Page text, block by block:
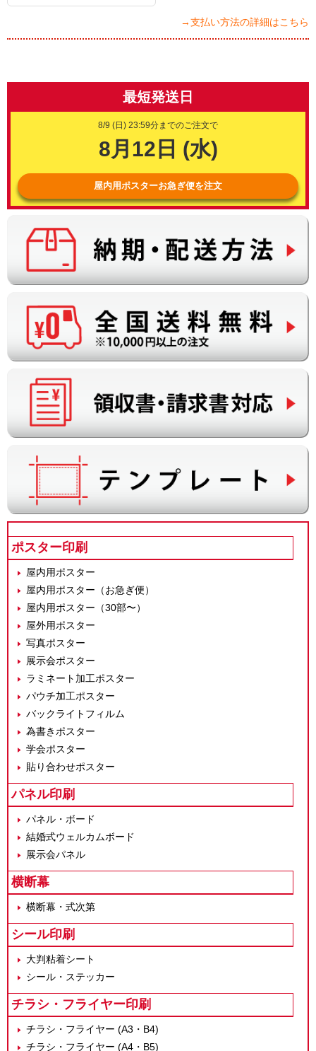
→支払い方法の詳細はこちら
ポスター印刷
屋内用ポスター
屋内用ポスター（お急ぎ便）
屋内用ポスター（30部〜）
屋外用ポスター
写真ポスター
展示会ポスター
ラミネート加工ポスター
パウチ加工ポスター
バックライトフィルム
為書きポスター
学会ポスター
貼り合わせポスター
パネル印刷
パネル・ボード
結婚式ウェルカムボード
展示会パネル
横断幕
横断幕・式次第
シール印刷
大判粘着シート
シール・ステッカー
チラシ・フライヤー印刷
チラシ・フライヤー (A3・B4)
チラシ・フライヤー (A4・B5)